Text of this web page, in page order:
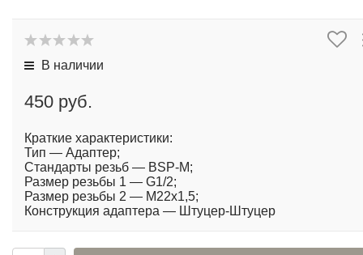
В наличии
450 руб.
Краткие характеристики:
Тип — Адаптер;
Стандарты резьб — BSP-М;
Размер резьбы 1 — G1/2;
Размер резьбы 2 — М22х1,5;
Конструкция адаптера — Штуцер-Штуцер